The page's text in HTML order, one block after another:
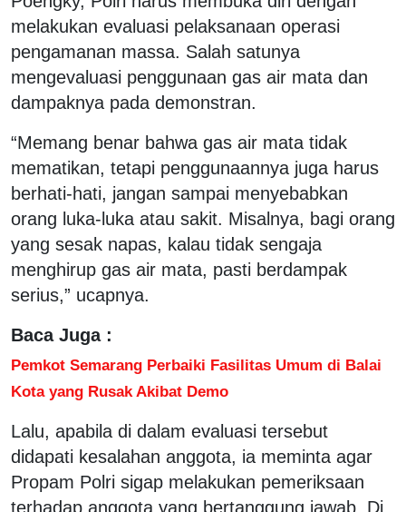
melakukan evaluasi pelaksanaan operasi
pengamanan massa. Salah satunya
mengevaluasi penggunaan gas air mata dan
dampaknya pada demonstran.
“Memang benar bahwa gas air mata tidak
mematikan, tetapi penggunaannya juga harus
berhati-hati, jangan sampai menyebabkan
orang luka-luka atau sakit. Misalnya, bagi orang
yang sesak napas, kalau tidak sengaja
menghirup gas air mata, pasti berdampak
serius,” ucapnya.
Baca Juga :
Pemkot Semarang Perbaiki Fasilitas Umum di Balai
Kota yang Rusak Akibat Demo
Lalu, apabila di dalam evaluasi tersebut
didapati kesalahan anggota, ia meminta agar
Propam Polri sigap melakukan pemeriksaan
terhadap anggota yang bertanggung jawab. Di